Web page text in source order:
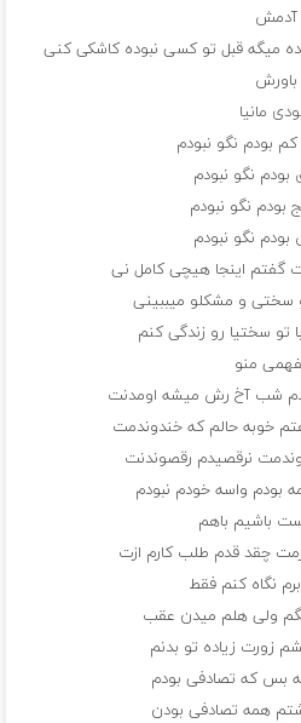
آدمش
میگه قبل تو کسی نبوده کاشکی کنی
باورش
مانیا
بودم نگو نبودم
بودم نگو نبودم
بودم نگو نبودم
بودم نگو نبودم
گفتم اینجا هیچی کامل نی
سختی و مشکلو میببینی
تو سختیا رو زندگی کنم
منو
شب آخ رش میشه اومدنت
خوبه حالم که خندوندمت
نرقصیدم رقصوندنت
بودم واسه خودم نبودم
باشیم باهم
چقد قدم طلب کارم ازت
نگاه کنم فقط
ولی هلم میدن عقب
زورت زیاده تو بدنم
بس که تصادفی بودم
همه تصادفی بودن